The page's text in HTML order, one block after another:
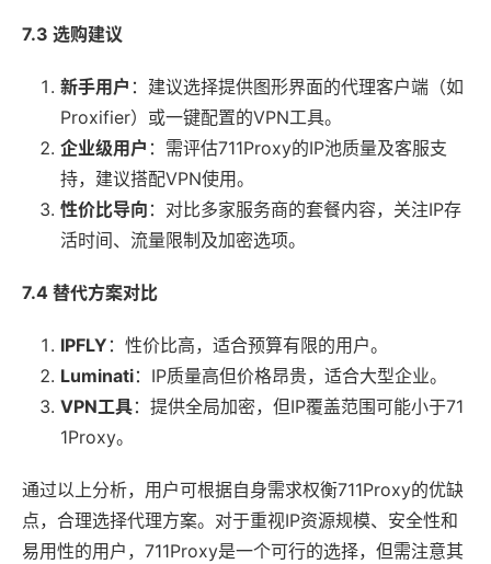
7.3 选购建议
新手用户 ：建议选择提供图形界面的代理客户端（如
Proxifier）或一键配置的VPN工具。
企业级用户 ：需评估711Proxy的IP池质量及客服支
持，建议搭配VPN使用。
性价比导向 ：对比多家服务商的套餐内容，关注IP存
活时间、流量限制及加密选项。
7.4 替代方案对比
IPFLY ：性价比高，适合预算有限的用户。
Luminati：IP质量高但价格昂贵，适合大型企业。
VPN工具：提供全局加密，但IP覆盖范围可能小于71
1Proxy。
通过以上分析，用户可根据自身需求权衡711Proxy的优缺
点，合理选择代理方案。对于重视IP资源规模、安全性和
易用性的用户，711Proxy是一个可行的选择，但需注意其